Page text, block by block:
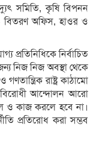
সমিতি, কৃষি বিপনন
বিতরণ অফিস, হাওর ও
প্রতিনিধিকে নির্বাচিত
নিজ নিজ অবস্থা থেকে
রাষ্ট্র কাঠামো
বিরোধী আন্দোলন আরো
ও কাজ করলে হবে না।
প্রতিরোধ করা সম্ভব